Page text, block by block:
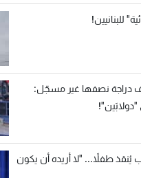
للبنانيين!
من ٨٠٠ ألف دراجة نصفها غير مسجّل:
يُنقذ طفلاً... "لا أريده أن يكون